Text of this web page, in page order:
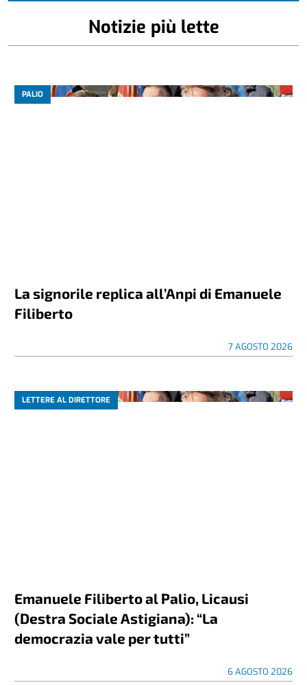
Notizie più lette
PALIO
La signorile replica all’Anpi di Emanuele
Filiberto
7 AGOSTO 2026
LETTERE AL DIRETTORE
Emanuele Filiberto al Palio, Licausi
(Destra Sociale Astigiana): “La
democrazia vale per tutti”
6 AGOSTO 2026